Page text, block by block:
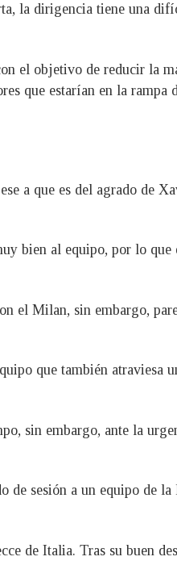
la dirigencia tiene una
el objetivo de reducir la
que estarían en la rampa
a que es del agrado de
bien al equipo, por lo
el Milan, sin embargo,
que también atraviesa
sin embargo, ante la
de sesión a un equipo de
de Italia. Tras su buen